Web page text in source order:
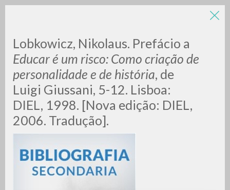
Lobkowicz, Nikolaus. Prefácio a
Educar é um risco: Como criação de
personalidade e de história, de
Luigi Giussani, 5-12. Lisboa:
DIEL, 1998. [Nova edição: DIEL,
2006. Tradução].
LUIGI
GIUSSANI
scritti